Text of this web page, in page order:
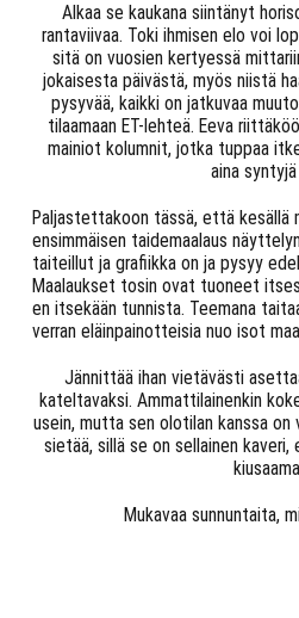
Alkaa se kaukana siintänyt
rantaviivaa. Toki ihmisen elo voi
sitä on vuosien kertyessä
jokaisesta päivästä, myös niistä
pysyvää, kaikki on jatkuvaa
tilaamaan ET-lehteä. Eeva
mainiot kolumnit, jotka tuppaa
aina
Paljastettakoon tässä, että kesällä
ensimmäisen taidemaalaus
taiteillut ja grafiikka on ja pysyy
Maalaukset tosin ovat tuoneet
en itsekään tunnista. Teemana
verran eläinpainotteisia nuo isot
Jännittää ihan vietävästi
kateltavaksi. Ammattilainenkin
usein, mutta sen olotilan kanssa
sietää, sillä se on sellainen
Mukavaa sunnuntaita,